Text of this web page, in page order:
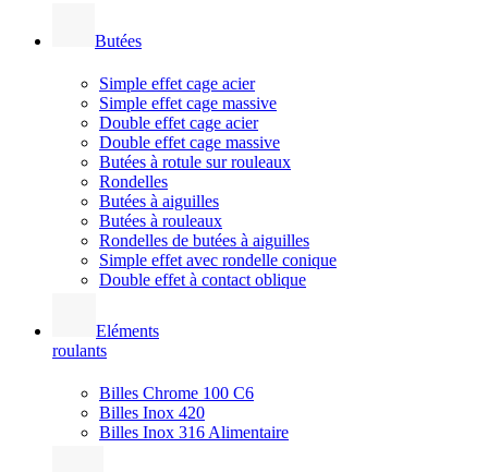
Butées
Simple effet cage acier
Simple effet cage massive
Double effet cage acier
Double effet cage massive
Butées à rotule sur rouleaux
Rondelles
Butées à aiguilles
Butées à rouleaux
Rondelles de butées à aiguilles
Simple effet avec rondelle conique
Double effet à contact oblique
Eléments
roulants
Billes Chrome 100 C6
Billes Inox 420
Billes Inox 316 Alimentaire